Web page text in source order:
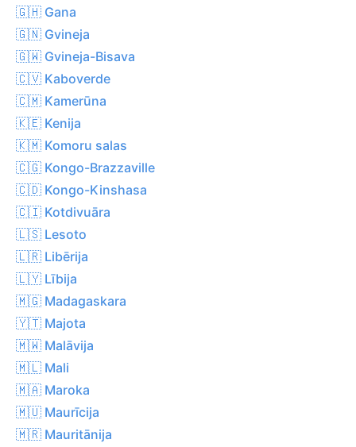
🇬🇭 Gana
🇬🇳 Gvineja
🇬🇼 Gvineja-Bisava
🇨🇻 Kaboverde
🇨🇲 Kamerūna
🇰🇪 Kenija
🇰🇲 Komoru salas
🇨🇬 Kongo-Brazzaville
🇨🇩 Kongo-Kinshasa
🇨🇮 Kotdivuāra
🇱🇸 Lesoto
🇱🇷 Libērija
🇱🇾 Lībija
🇲🇬 Madagaskara
🇾🇹 Majota
🇲🇼 Malāvija
🇲🇱 Mali
🇲🇦 Maroka
🇲🇺 Maurīcija
🇲🇷 Mauritānija